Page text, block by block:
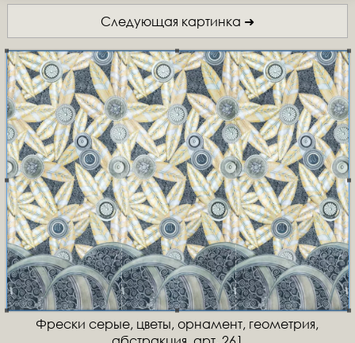
Следующая картинка ➜
Фрески серые, цветы, орнамент, геометрия,